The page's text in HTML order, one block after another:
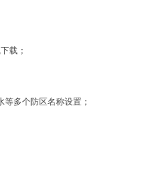
载；
多个防区名称设置；